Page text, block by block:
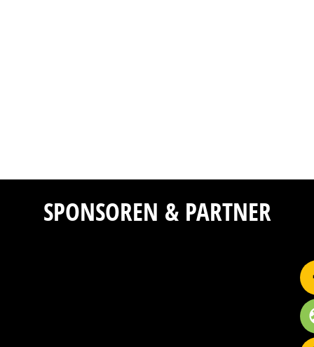
SPONSOREN & PARTNER